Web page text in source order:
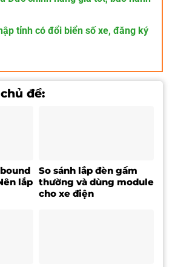
tỉnh có đổi biển số xe, đăng ký
đề:
lắp
So sánh lắp đèn gầm
thường và dùng module
cho xe điện